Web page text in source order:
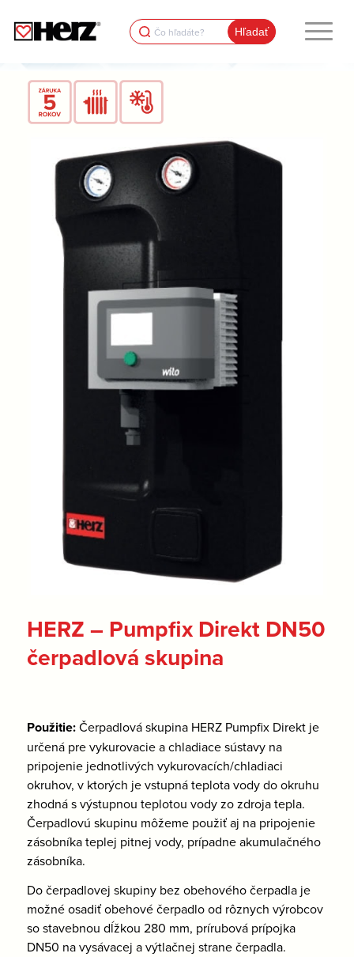
Search
for:
HERZ – Pumpfix Direkt DN50
čerpadlová skupina
Použitie:Čerpadlová skupina HERZ Pumpfix Direkt je
určená pre vykurovacie a chladiace sústavy na
pripojenie jednotlivých vykurovacích/chladiaci
okruhov, v ktorých je vstupná teplota vody do okruhu
zhodná s výstupnou teplotou vody zo zdroja tepla.
Čerpadlovú skupinu môžeme použiť aj na pripojenie
zásobníka teplej pitnej vody, prípadne akumulačného
zásobníka.
Do čerpadlovej skupiny bez obehového čerpadla je
možné osadiť obehové čerpadlo od rôznych výrobcov
so stavebnou dĺžkou 280 mm, prírubová prípojka
DN50 na vysávacej a výtlačnej strane čerpadla.